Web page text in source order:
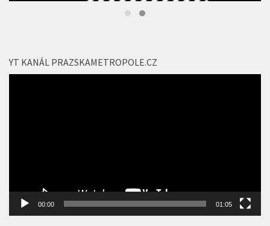
YT KANÁL PRAZSKAMETROPOLE.CZ
00:00 01:05